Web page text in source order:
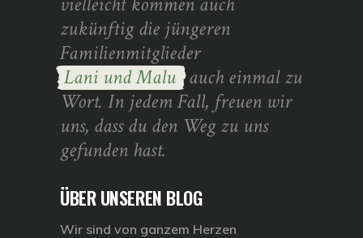
zukünftig die jüngeren
Familienmitglieder
Lani und Malu auch einmal zu
Wort. In jedem Fall, freuen wir
uns, dass du den Weg zu uns
gefunden hast.
ÜBER UNSEREN BLOG
Wir sind von ganzem Herzen